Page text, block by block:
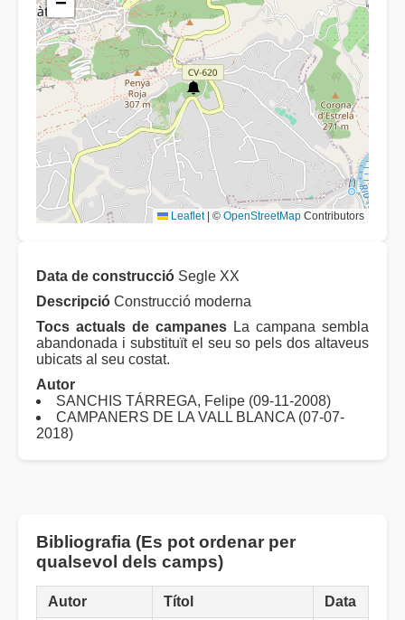
Leaflet © OpenStreetMap Contributors
Data de construcció Segle XX
Descripció Construcció moderna
Tocs actuals de campanes La campana sembla
abandonada i substituït el seu so pels dos altaveus
ubicats al seu costat.
Autor
SANCHIS TÁRREGA, Felipe (09-11-2008)
CAMPANERS DE LA VALL BLANCA (07-07-
2018)
Bibliografia (Es pot ordenar per
qualsevol dels camps)
Autor Títol Data